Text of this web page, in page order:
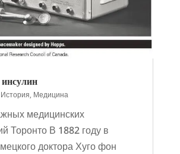
История, Медицина
медицинских
Торонто В 1882 году в
доктора Хуго фон